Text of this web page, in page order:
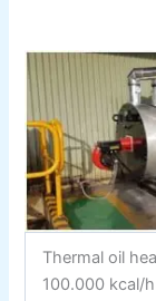
Thermal oil
100.000 kcal/